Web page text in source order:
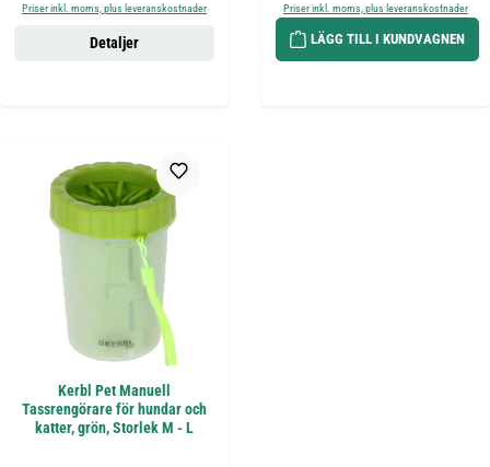
Priser inkl. moms, plus leveranskostnader
Detaljer
Priser inkl. moms, plus leveranskostnader
LÄGG TILL I KUNDVAGNEN
Kerbl Pet Manuell
Tassrengörare för hundar och
katter, grön, Storlek M - L